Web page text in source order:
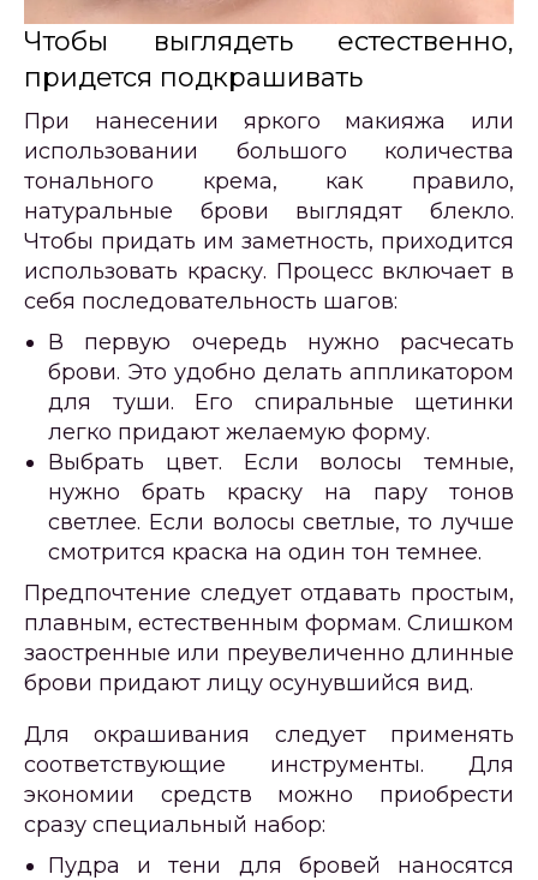
Чтобы выглядеть естественно,
придется подкрашивать
При нанесении яркого макияжа или
использовании большого количества
тонального крема, как правило,
натуральные брови выглядят блекло.
Чтобы придать им заметность, приходится
использовать краску. Процесс включает в
себя последовательность шагов:
В первую очередь нужно расчесать
брови. Это удобно делать аппликатором
для туши. Его спиральные щетинки
легко придают желаемую форму.
Выбрать цвет. Если волосы темные,
нужно брать краску на пару тонов
светлее. Если волосы светлые, то лучше
смотрится краска на один тон темнее.
Предпочтение следует отдавать простым,
плавным, естественным формам. Слишком
заостренные или преувеличенно длинные
брови придают лицу осунувшийся вид.
Для окрашивания следует применять
соответствующие инструменты. Для
экономии средств можно приобрести
сразу специальный набор:
Пудра и тени для бровей наносятся